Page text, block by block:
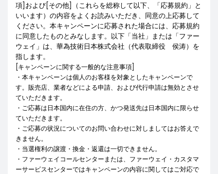
項]および[その他]（これらを総称して以下、「応募規約」と
いいます）の内容をよくお読みいただき、同意の上応募して
ください。本キャンペーンに応募された場合には、応募規約
に同意したものとみなします。以下「当社」または「ファー
ウェイ」は、華為技術日本株式会社（代表取締役 侯涛）を
指します。
[キャンペーンに関する一般的な注意事項]
・本キャンペーンは個人のお客様を対象としたキャンペーンで
す。販売店、業者などによる申請、および代行申請は無効とさせ
ていただきます。
・ご応募は日本国内に在住の方、かつ発送先は日本国内に限らせ
ていただきます。
・ご応募の状況についてのお問い合わせに対しましてはお答えで
きません。
・当選権利の譲渡・換金・返還は一切できません。
・ファーウェイコールセンターまたは、ファーウェイ・カスタマ
ーサービスセンターではキャンペーンの内容に関してはご対応で